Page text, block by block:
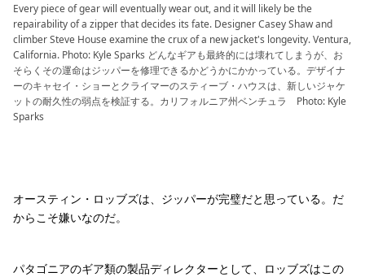
Every piece of gear will eventually wear out, and it will likely be the
repairability of a zipper that decides its fate. Designer Casey Shaw and
climber Steve House examine the crux of a new jacket's longevity. Ventura,
California. Photo: Kyle Sparks どんなギアも最終的には壊れてしまうが、お
そらくその運命はジッパーを修理できるかどうかにかかっている。デザイナ
ーのキャセイ・ショーとクライマーのスティーブ・ハウスは、新しいジャケ
ットの耐久性の弱点を検証する。カリフォルニア州ベンチュラ Photo: Kyle
Sparks
オースティン・ロッブズは、ジッパーが完璧だと思っている。だ
からこそ嫌いなのだ。
パタゴニアのギア類の製品ディレクターとして、ロッブズはこの